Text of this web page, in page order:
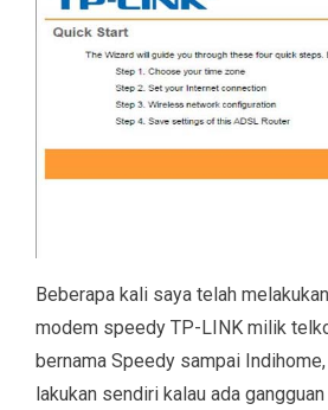
Beberapa kali saya telah
modem speedy TP-LINK milik
bernama Speedy sampai
lakukan sendiri kalau ada